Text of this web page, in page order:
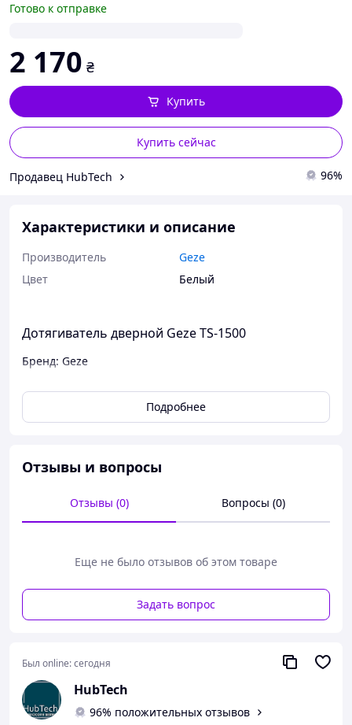
Готово к отправке
2 170 ₴
Купить сейчас
Купить
Продавец HubTech 96%
Характеристики и описание
Производитель
Geze
Цвет
Белый
Дотягиватель дверной Geze TS-1500
Бренд: Geze
Характеристики
Максимальный вес двери: 80 кг
Регулируемая скорость и сила закрытия
Рабочая температура: от -20° до +40°С
Цвет: белый
Подробнее
Отзывы и вопросы
Отзывы (0) Вопросы (0)
Еще не было отзывов об этом товаре
Задать вопрос
Был online:сегодня
HubTech
96% положительных отзывов